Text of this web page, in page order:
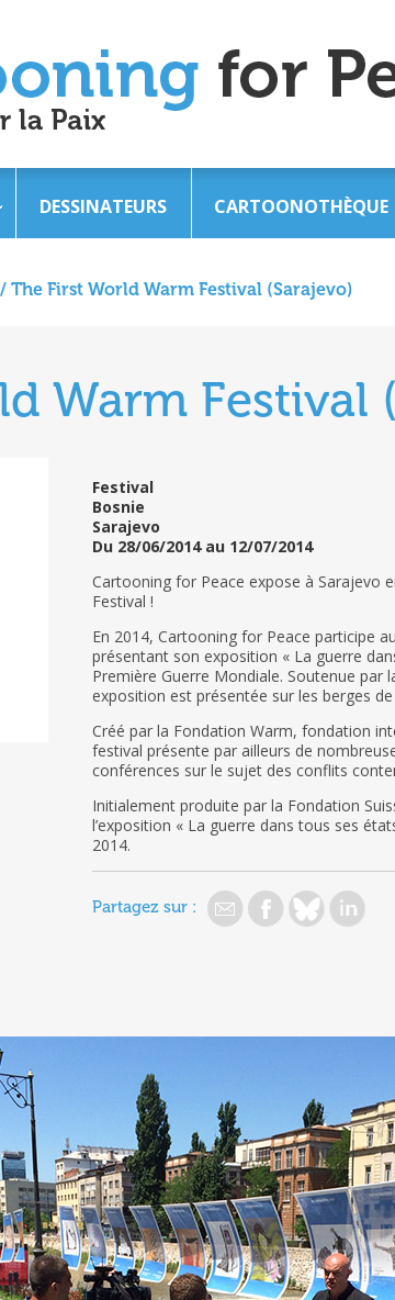
DESSINATEURS CARTOONOTHÈQUE
The First World Warm Festival (Sarajevo)
Warm Festival
Festival
Bosnie
Sarajevo
Du 28/06/2014 au 12/07/2014
Cartooning for Peace expose à Sarajevo
Festival !
En 2014, Cartooning for Peace participe
présentant son exposition « La guerre
Première Guerre Mondiale. Soutenue par
exposition est présentée sur les berges
Créé par la Fondation Warm, fondation
festival présente par ailleurs de
conférences sur le sujet des conflits
Initialement produite par la Fondation
l’exposition « La guerre dans tous ses
2014.
Partagez sur :